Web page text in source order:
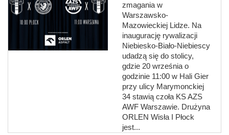
zmagania w
Warszawsko-
Mazowieckiej Lidze. Na
inaugurację rywalizacji
Niebiesko-Biało-Niebiescy
udadzą się do stolicy,
gdzie 20 września o
godzinie 11:00 w Hali Gier
przy ulicy Marymonckiej
34 stawią czoła KS AZS
AWF Warszawie. Drużyna
ORLEN Wisła I Płock
jest...